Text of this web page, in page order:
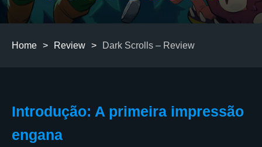
Home > Review > Dark Scrolls – Review
Introdução: A primeira impressão
engana